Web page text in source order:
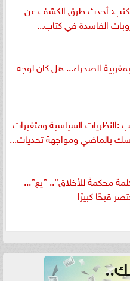
أحدث طرق الكشف عن
الفاسدة في كتاب...
الصحراء... هل كان لوجه
:النظريات السياسية ومتغيرات
بالماضي ومواجهة تحديات...
محكمةً للأخلاق”.. ”يع”...
قبحًا كبيرًا